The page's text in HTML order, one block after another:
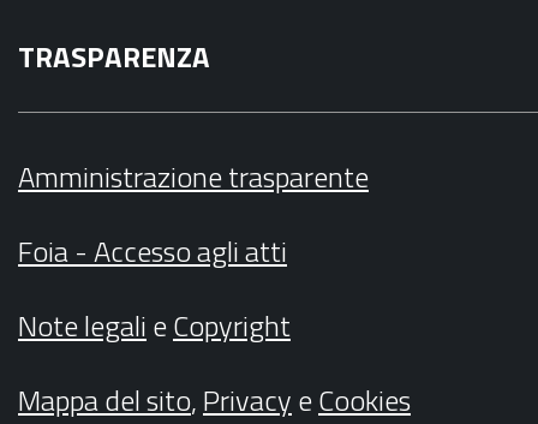
TRASPARENZA
Amministrazione trasparente
Foia - Accesso agli atti
Note legalieCopyright
Mappa del sito,PrivacyeCookies